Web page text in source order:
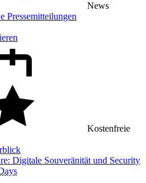
News
Pressemitteilungen
Kostenfreie
Digitale Souveränität und Security